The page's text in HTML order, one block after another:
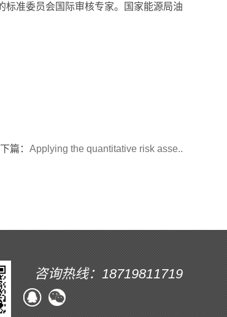
准委员会国际审核专家。国家能源局油
下篇： Applying the quantitative risk asse..
咨询热线：18719811719